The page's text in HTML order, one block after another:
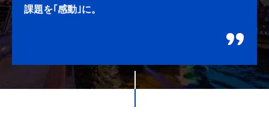
課題を｢感動｣に。